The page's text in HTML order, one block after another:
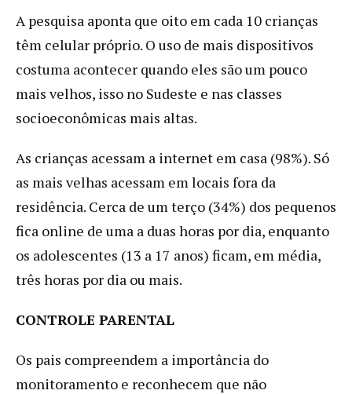
A pesquisa aponta que oito em cada 10 crianças
têm celular próprio. O uso de mais dispositivos
costuma acontecer quando eles são um pouco
mais velhos, isso no Sudeste e nas classes
socioeconômicas mais altas.
As crianças acessam a internet em casa (98%). Só
as mais velhas acessam em locais fora da
residência. Cerca de um terço (34%) dos pequenos
fica online de uma a duas horas por dia, enquanto
os adolescentes (13 a 17 anos) ficam, em média,
três horas por dia ou mais.
CONTROLE PARENTAL
Os pais compreendem a importância do
monitoramento e reconhecem que não